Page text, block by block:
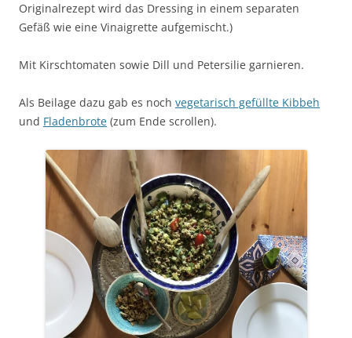
Originalrezept wird das Dressing in einem separaten
Gefäß wie eine Vinaigrette aufgemischt.)
Mit Kirschtomaten sowie Dill und Petersilie garnieren.
Als Beilage dazu gab es noch vegetarisch gefüllte Kibbeh
und Fladenbrote (zum Ende scrollen).